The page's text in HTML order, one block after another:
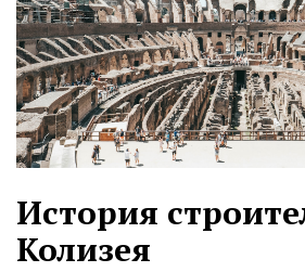
История
Колизея